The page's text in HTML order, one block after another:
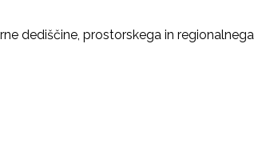
dediščine, prostorskega in regionalnega